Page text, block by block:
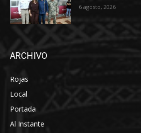
6 agosto, 2026
ARCHIVO
Rojas
Local
Portada
Al Instante